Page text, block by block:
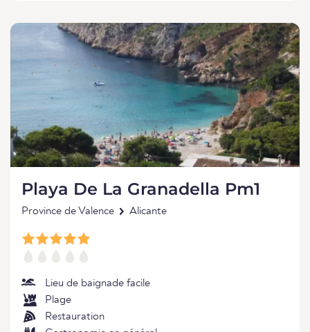
Playa De La Granadella Pm1
Province de Valence Alicante
Lieu de baignade facile
Plage
Restauration